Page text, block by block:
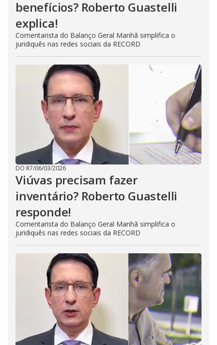
benefícios? Roberto Guastelli
explica!
Comentarista do Balanço Geral Manhã simplifica o
juridiquês nas redes sociais da RECORD
DO R7/06/03/2026
Viúvas precisam fazer
inventário? Roberto Guastelli
responde!
Comentarista do Balanço Geral Manhã simplifica o
juridiquês nas redes sociais da RECORD